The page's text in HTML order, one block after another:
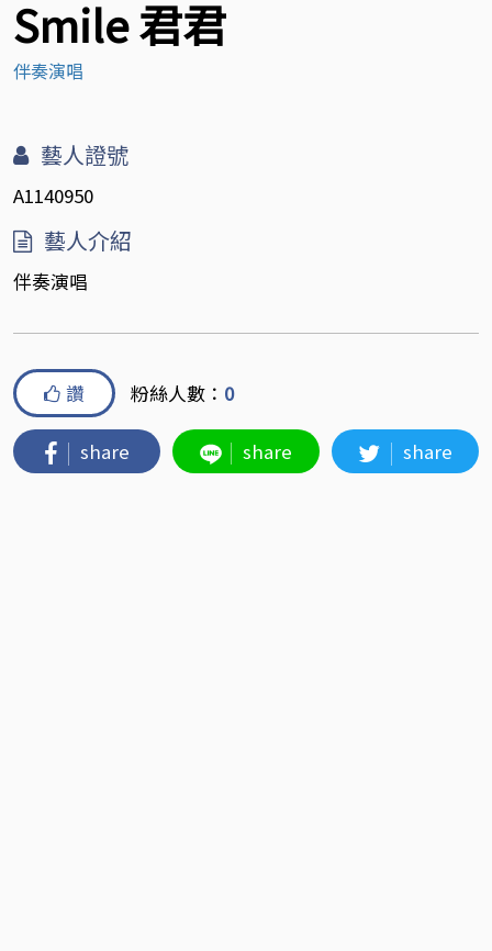
Smile 君君
伴奏演唱
藝人證號
A1140950
藝人介紹
伴奏演唱
讚 粉絲人數： 0
share share share